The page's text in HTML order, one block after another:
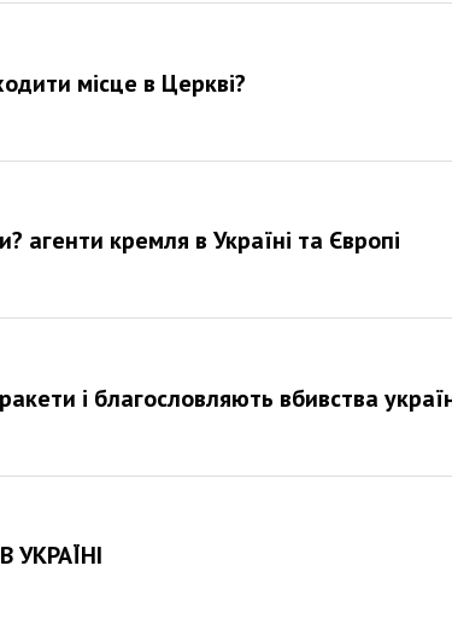
місце в Церкві?
агенти кремля в Україні та Європі
і благословляють вбивства
УКРАЇНІ